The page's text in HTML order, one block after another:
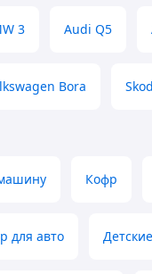
3 Audi Q5
Bora
Кофр
для авто